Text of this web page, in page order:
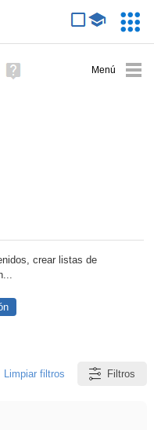
avanzada
Ayuda
(en
crear listas de
Limpiar filtros Filtros